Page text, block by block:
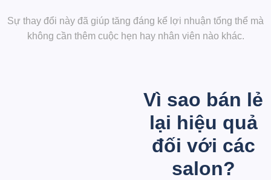
Sự thay đổi này đã giúp tăng đáng kể lợi nhuận tổng thể mà
không cần thêm cuộc hẹn hay nhân viên nào khác.
Vì sao bán lẻ
lại hiệu quả
đối với các
salon?